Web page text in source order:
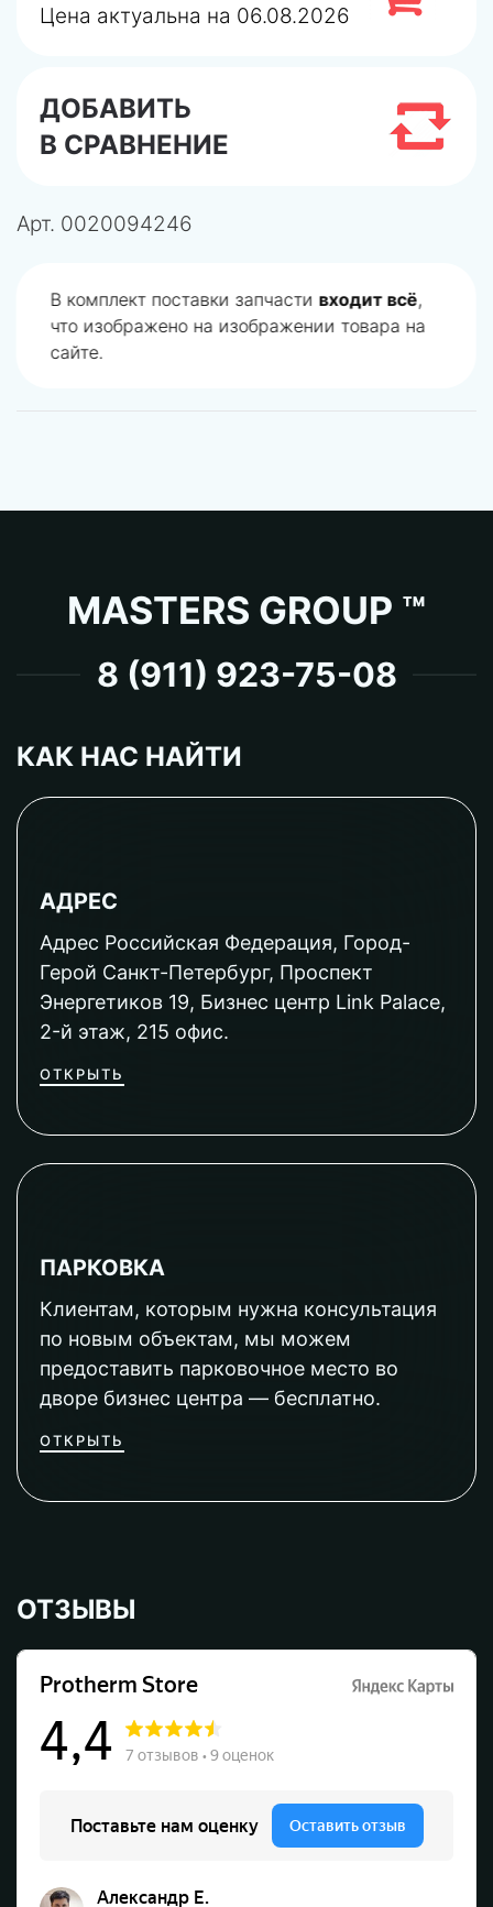
Цена актуальна на 06.08.2026
ДОБАВИТЬ
В СРАВНЕНИЕ
Арт. 0020094246
В комплект поставки запчасти входит всё,
что изображено на изображении товара на
сайте.
MASTERS GROUP ™
8 (911) 923-75-08
КАК НАС НАЙТИ
АДРЕС
Адрес Российская Федерация, Город-
Герой Санкт-Петербург, Проспект
Энергетиков 19, Бизнес центр Link Palace,
2-й этаж, 215 офис.
ОТКРЫТЬ
ПАРКОВКА
Клиентам, которым нужна консультация
по новым объектам, мы можем
предоставить парковочное место во
дворе бизнес центра — бесплатно.
ОТКРЫТЬ
ОТЗЫВЫ